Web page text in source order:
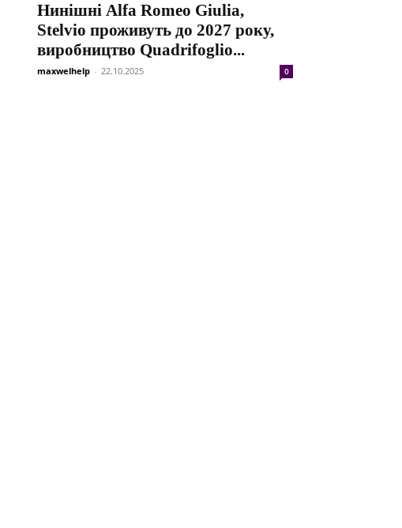
Нинішні Alfa Romeo Giulia,
Stelvio проживуть до 2027 року,
виробництво Quadrifoglio...
maxwelhelp - 22.10.2025 0